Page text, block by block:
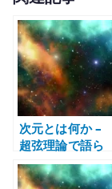
it
te
r
次元とは何か –
超弦理論で語ら
れる余剰次元を
どう考えるか